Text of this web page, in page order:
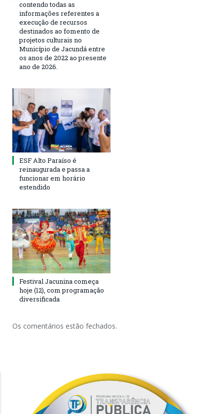
contendo todas as
informações referentes a
execução de recursos
destinados ao fomento de
projetos culturais no
Município de Jacundá entre
os anos de 2022 ao presente
ano de 2026.
ESF Alto Paraíso é
reinaugurada e passa a
funcionar em horário
estendido
Festival Jacunina começa
hoje (12), com programação
diversificada
Os comentários estão fechados.